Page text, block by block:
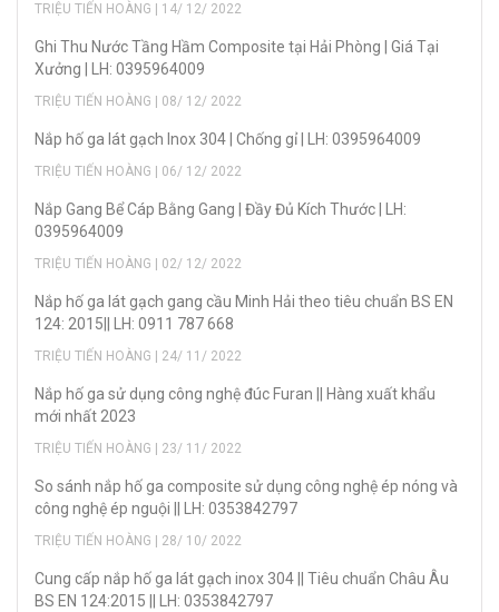
TRIỆU TIẾN HOÀNG | 14/ 12/ 2022
Ghi Thu Nước Tầng Hầm Composite tại Hải Phòng | Giá Tại
Xưởng | LH: 0395964009
TRIỆU TIẾN HOÀNG | 08/ 12/ 2022
Nắp hố ga lát gạch Inox 304 | Chống gỉ | LH: 0395964009
TRIỆU TIẾN HOÀNG | 06/ 12/ 2022
Nắp Gang Bể Cáp Bằng Gang | Đầy Đủ Kích Thước | LH:
0395964009
TRIỆU TIẾN HOÀNG | 02/ 12/ 2022
Nắp hố ga lát gạch gang cầu Minh Hải theo tiêu chuẩn BS EN
124: 2015|| LH: 0911 787 668
TRIỆU TIẾN HOÀNG | 24/ 11/ 2022
Nắp hố ga sử dụng công nghệ đúc Furan || Hàng xuất khẩu
mới nhất 2023
TRIỆU TIẾN HOÀNG | 23/ 11/ 2022
So sánh nắp hố ga composite sử dụng công nghệ ép nóng và
công nghệ ép nguội || LH: 0353842797
TRIỆU TIẾN HOÀNG | 28/ 10/ 2022
Cung cấp nắp hố ga lát gạch inox 304 || Tiêu chuẩn Châu Âu
BS EN 124:2015 || LH: 0353842797